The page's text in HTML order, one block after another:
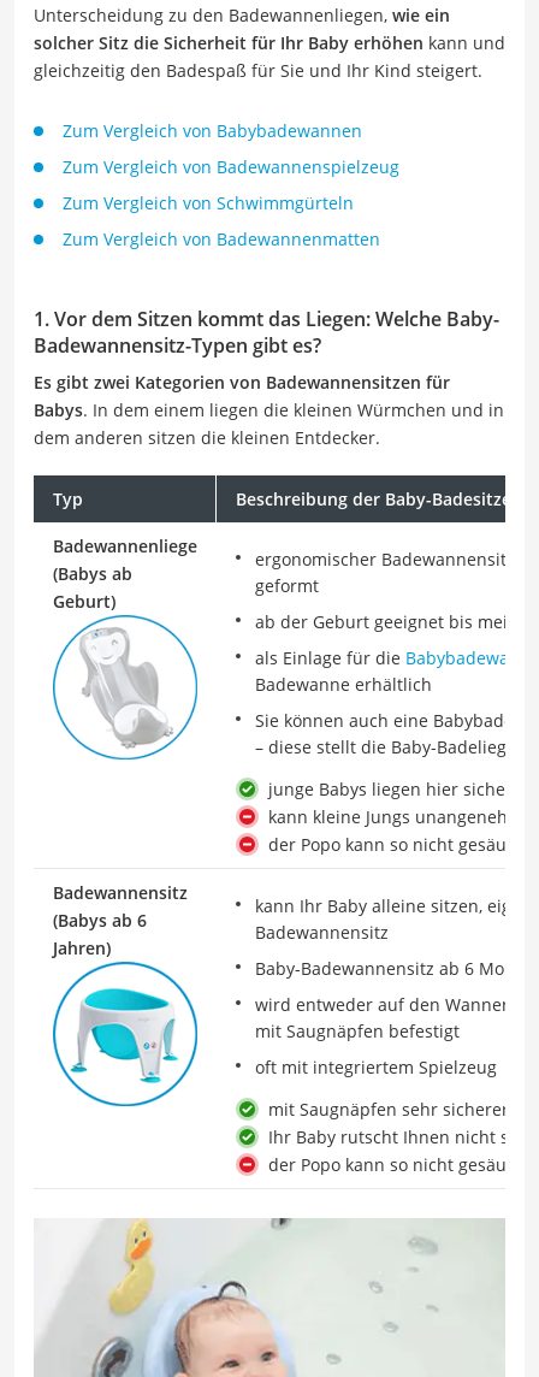
Unterscheidung zu den Badewannenliegen, wie ein
solcher Sitz die Sicherheit für Ihr Baby erhöhen kann und
gleichzeitig den Badespaß für Sie und Ihr Kind steigert.
Zum Vergleich von Babybadewannen
Zum Vergleich von Badewannenspielzeug
Zum Vergleich von Schwimmgürteln
Zum Vergleich von Badewannenmatten
1. Vor dem Sitzen kommt das Liegen: Welche Baby-
Badewannensitz-Typen gibt es?
Es gibt zwei Kategorien von Badewannensitzen für
Babys. In dem einem liegen die kleinen Würmchen und in
dem anderen sitzen die kleinen Entdecker.
Typ Beschreibung der Baby-Badesitze
Badewannenliege
(Babys ab
Geburt)
ergonomischer Badewannensitz
geformt
ab der Geburt geeignet bis meist
als Einlage für die Babybadewanne
Badewanne erhältlich
Sie können auch eine
– diese stellt die Baby-Badeliege
junge Babys liegen hier
kann kleine Jungs unangenehm
der Popo kann so nicht
Badewannensitz
(Babys ab 6
Jahren)
kann Ihr Baby alleine sitzen,
Badewannensitz
Baby-Badewannensitz ab 6
wird entweder auf den
mit Saugnäpfen befestigt
oft mit integriertem Spielzeug
mit Saugnäpfen sehr sicherer
Ihr Baby rutscht Ihnen nicht so
der Popo kann so nicht